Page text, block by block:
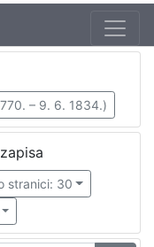
– 9. 6. 1834.)
stranici: 30